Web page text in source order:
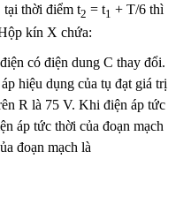
tại thời điểm t2 = t1 + T/6 thì
kín X chứa:
có điện dung C thay đổi.
hiệu dụng của tụ đạt giá trị
R là 75 V. Khi điện áp tức
áp tức thời của đoạn mạch
đoạn mạch là